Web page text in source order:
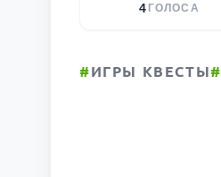
4 ГОЛОСА
#ИГРЫ КВЕСТЫ#